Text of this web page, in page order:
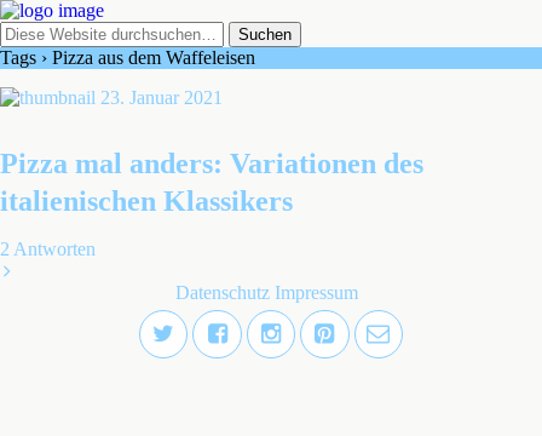
Tags › Pizza aus dem Waffeleisen
23. Januar 2021
Pizza mal anders: Variationen des
italienischen Klassikers
2 Antworten
Datenschutz Impressum